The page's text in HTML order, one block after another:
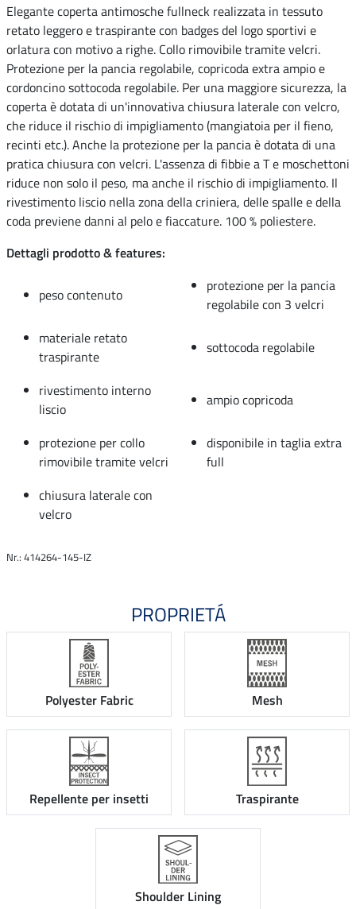
Elegante coperta antimosche fullneck realizzata in tessuto
retato leggero e traspirante con badges del logo sportivi e
orlatura con motivo a righe. Collo rimovibile tramite velcri.
Protezione per la pancia regolabile, copricoda extra ampio e
cordoncino sottocoda regolabile. Per una maggiore sicurezza, la
coperta è dotata di un'innovativa chiusura laterale con velcro,
che riduce il rischio di impigliamento (mangiatoia per il fieno,
recinti etc.). Anche la protezione per la pancia è dotata di una
pratica chiusura con velcri. L'assenza di fibbie a T e moschettoni
riduce non solo il peso, ma anche il rischio di impigliamento. Il
rivestimento liscio nella zona della criniera, delle spalle e della
coda previene danni al pelo e fiaccature. 100 % poliestere.
Dettagli prodotto & features:
peso contenuto
protezione per la pancia
regolabile con 3 velcri
materiale retato
traspirante
sottocoda regolabile
rivestimento interno
liscio
ampio copricoda
protezione per collo
rimovibile tramite velcri
disponibile in taglia extra
full
chiusura laterale con
velcro
Nr.: 414264-145-IZ
PROPRIETÁ
Polyester Fabric Mesh
Repellente per insetti Traspirante
Shoulder Lining